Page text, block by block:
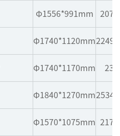
Φ1556*991mm
Φ1740*1120mm
Φ1740*1170mm
Φ1840*1270mm
Φ1570*1075mm